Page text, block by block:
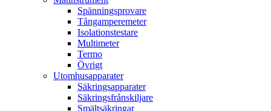
Spänningsprovare
Tångamperemeter
Isolationstestare
Multimeter
Termo
Övrigt
Utomhusapparater
Säkringsapparater
Säkringsfrånskiljare
Smältsäkringar